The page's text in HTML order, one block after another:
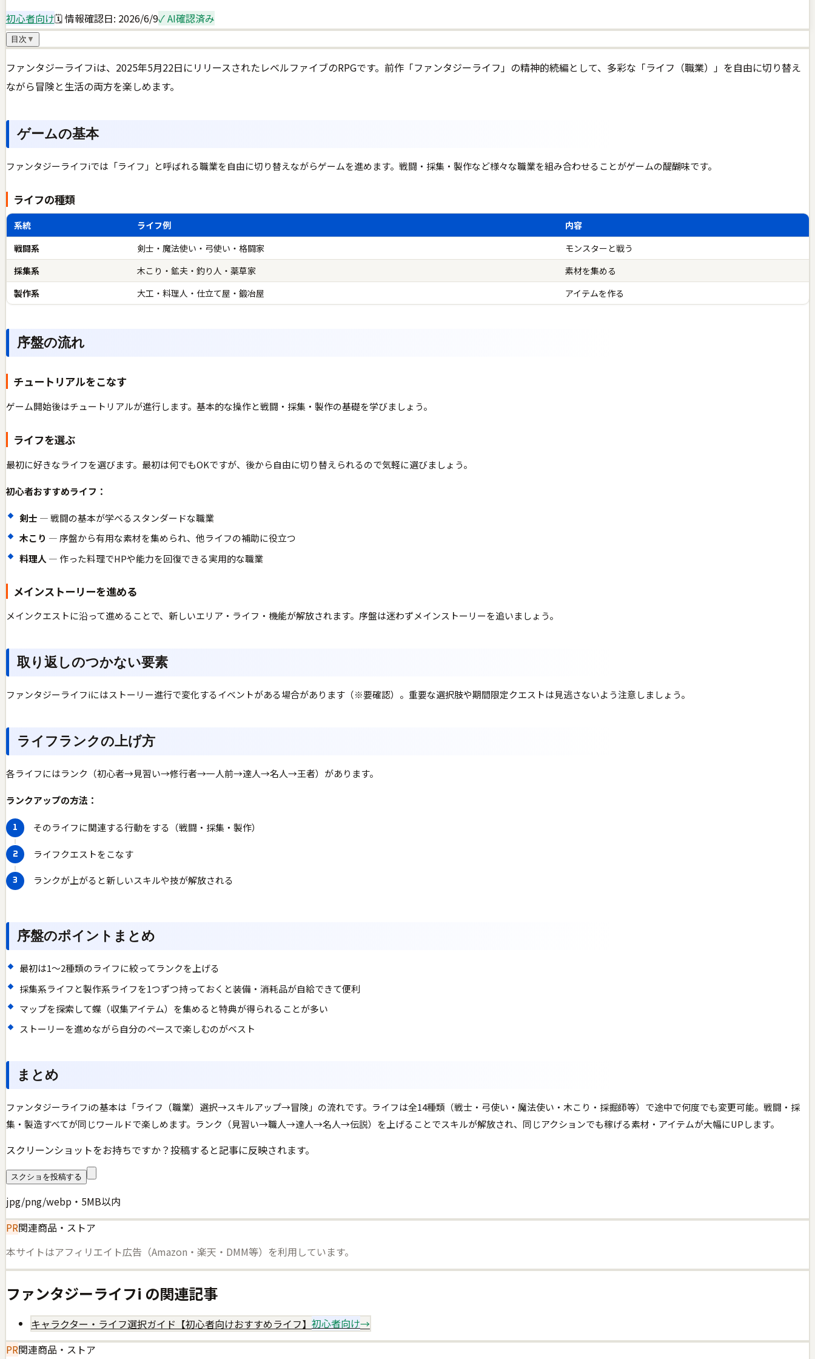
初心者向け🗓 情報確認日: 2026/6/9✓ AI確認済み
目次 ▼
ファンタジーライフiは、2025年5月22日にリリースされたレベルファイブのRPGです。前作「ファンタジーライフ」の精神的続編として、多彩な「ライフ（職業）」を自由に切り替え
ながら冒険と生活の両方を楽しめます。
ゲームの基本
ファンタジーライフiでは「ライフ」と呼ばれる職業を自由に切り替えながらゲームを進めます。戦闘・採集・製作など様々な職業を組み合わせることがゲームの醍醐味です。
ライフの種類
系統 ライフ例
内容
戦闘系
剣士・魔法使い・弓使い・格闘家
モンスターと戦う
採集系
木こり・鉱夫・釣り人・薬草家
素材を集める
製作系
大工・料理人・仕立て屋・鍛冶屋 アイテムを作る
序盤の流れ
チュートリアルをこなす
ゲーム開始後はチュートリアルが進行します。基本的な操作と戦闘・採集・製作の基礎を学びましょう。
ライフを選ぶ
最初に好きなライフを選びます。最初は何でもOKですが、後から自由に切り替えられるので気軽に選びましょう。
初心者おすすめライフ：
剣士 — 戦闘の基本が学べるスタンダードな職業
木こり — 序盤から有用な素材を集められ、他ライフの補助に役立つ
料理人 — 作った料理でHPや能力を回復できる実用的な職業
メインストーリーを進める
メインクエストに沿って進めることで、新しいエリア・ライフ・機能が解放されます。序盤は迷わずメインストーリーを追いましょう。
取り返しのつかない要素
ファンタジーライフiにはストーリー進行で変化するイベントがある場合があります（※要確認）。重要な選択肢や期間限定クエストは見逃さないよう注意しましょう。
ライフランクの上げ方
各ライフにはランク（初心者→見習い→修行者→一人前→達人→名人→王者）があります。
ランクアップの方法：
そのライフに関連する行動をする（戦闘・採集・製作）
ライフクエストをこなす
ランクが上がると新しいスキルや技が解放される
序盤のポイントまとめ
最初は1〜2種類のライフに絞ってランクを上げる
採集系ライフと製作系ライフを1つずつ持っておくと装備・消耗品が自給できて便利
マップを探索して蝶（収集アイテム）を集めると特典が得られることが多い
ストーリーを進めながら自分のペースで楽しむのがベスト
まとめ
ファンタジーライフiの基本は「ライフ（職業）選択→スキルアップ→冒険」の流れです。ライフは全14種類（戦士・弓使い・魔法使い・木こり・採掘師等）で途中で何度でも変更可能。戦闘・採
集・製造すべてが同じワールドで楽しめます。ランク（見習い→職人→達人→名人→伝説）を上げることでスキルが解放され、同じアクションでも稼げる素材・アイテムが大幅にUPします。
スクリーンショットをお持ちですか？投稿すると記事に反映されます。
スクショを投稿する
jpg/png/webp・5MB以内
PR関連商品・ストア
本サイトはアフィリエイト広告（Amazon・楽天・DMM等）を利用しています。
ファンタジーライフi の関連記事
キャラクター・ライフ選択ガイド【初心者向けおすすめライフ】 初心者向け→
PR関連商品・ストア